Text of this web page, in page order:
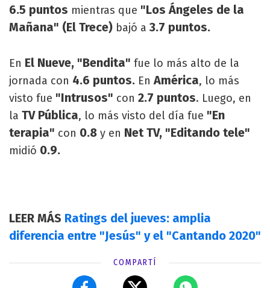
6.5 puntos mientras que "Los Ángeles de la
Mañana" (El Trece) bajó a 3.7 puntos.
En El Nueve, "Bendita" fue lo más alto de la
jornada con 4.6 puntos. EnAmérica, lo más
visto fue "Intrusos" con 2.7 puntos. Luego, en
la TV Pública, lo más visto del día fue "En
terapia" con 0.8 y en Net TV, "Editando tele"
midió 0.9.
LEER MÁS Ratings del jueves: amplia
diferencia entre "Jesús" y el "Cantando 2020"
COMPARTÍ